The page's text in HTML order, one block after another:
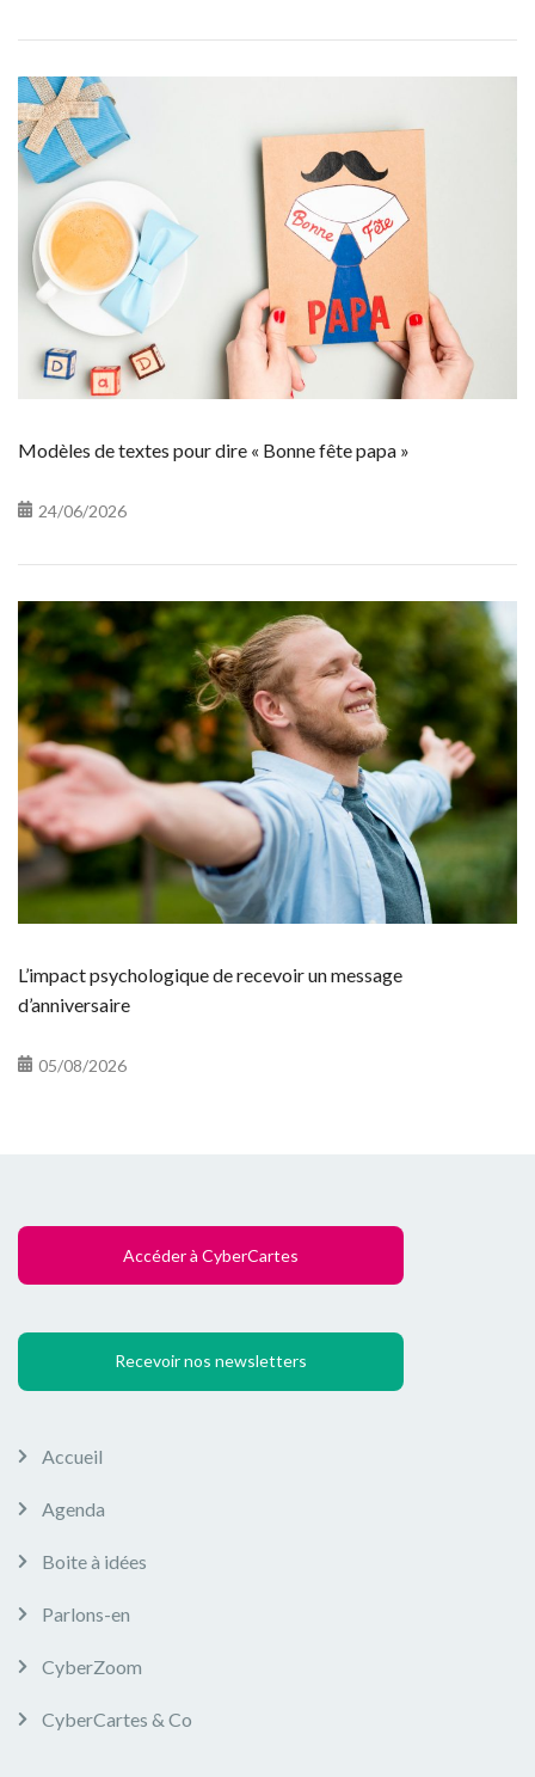
Modèles de textes pour dire « Bonne fête papa »
24/06/2026
L’impact psychologique de recevoir un message
d’anniversaire
05/08/2026
Accéder à CyberCartes
Recevoir nos newsletters
Accueil
Agenda
Boite à idées
Parlons-en
CyberZoom
CyberCartes & Co